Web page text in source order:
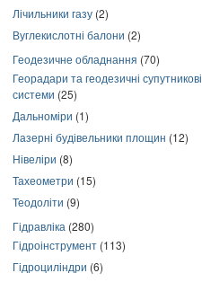
Лічильники газу (2)
Вуглекислотні балони (2)
Геодезичне обладнання (70)
Георадари та геодезичні супутникові
системи (25)
Дальноміри (1)
Лазерні будівельники площин (12)
Нівеліри (8)
Тахеометри (15)
Теодоліти (9)
Гідравліка (280)
Гідроінструмент (113)
Гідроциліндри (6)